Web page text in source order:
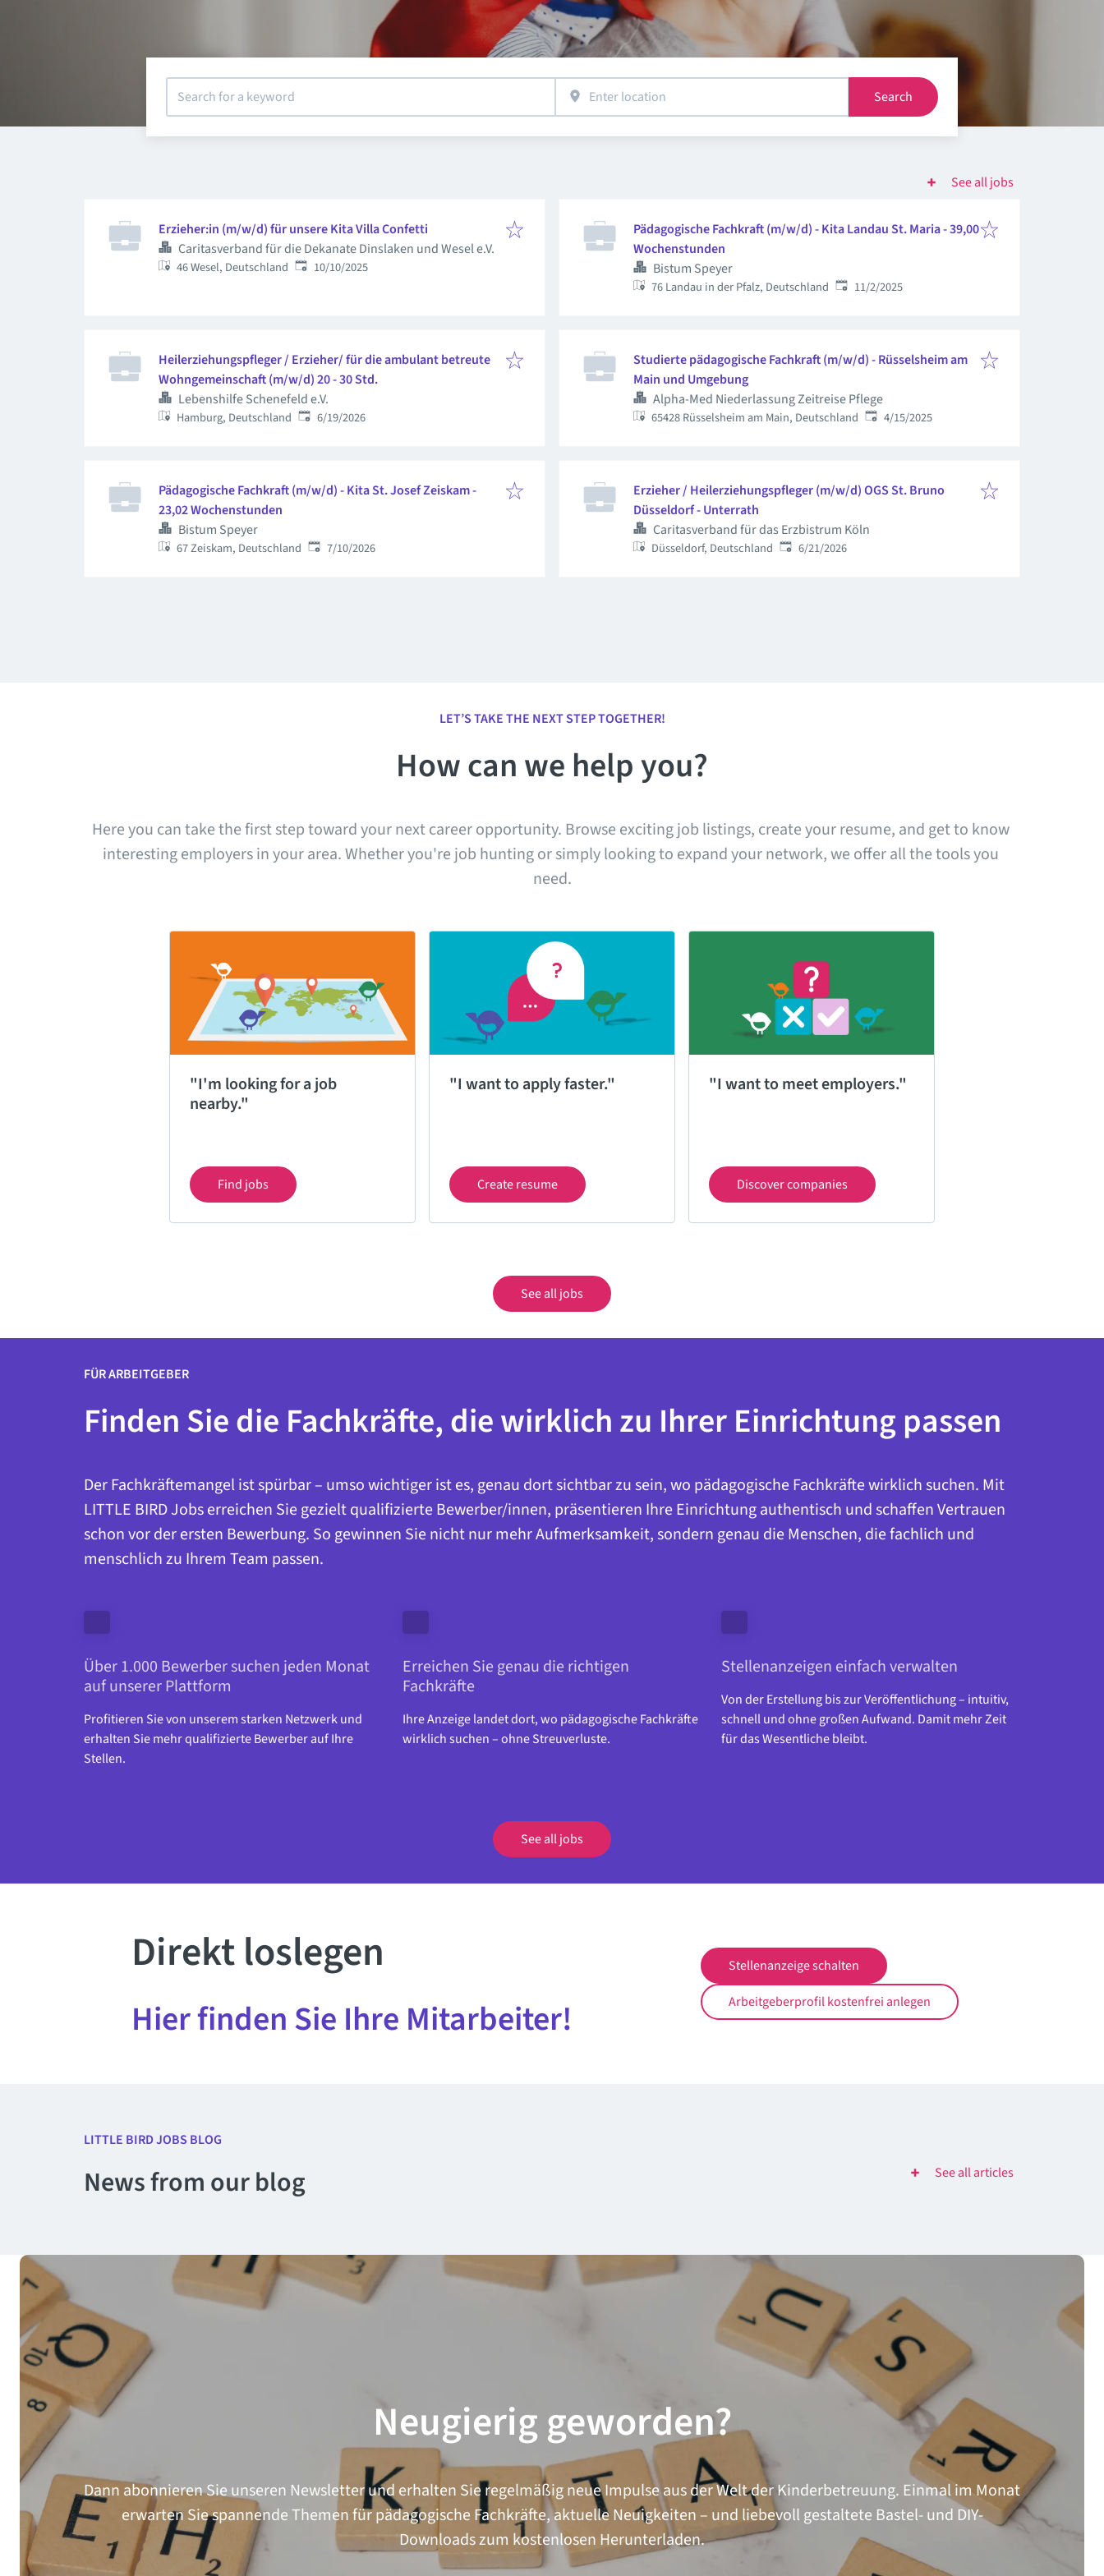
Search
See all jobs
Erzieher:in (m/w/d) für unsere Kita Villa Confetti
Caritasverband für die Dekanate Dinslaken und Wesel e.V.
46 Wesel, Deutschland Published:
10/10/2025
Pädagogische Fachkraft (m/w/d) - Kita Landau St. Maria - 39,00
Wochenstunden
Bistum Speyer
76 Landau in der Pfalz, Deutschland Published:
11/2/2025
Heilerziehungspfleger / Erzieher/ für die ambulant betreute
Wohngemeinschaft (m/w/d) 20 - 30 Std.
Lebenshilfe Schenefeld e.V.
Hamburg, Deutschland Published:
6/19/2026
Studierte pädagogische Fachkraft (m/w/d) - Rüsselsheim am
Main und Umgebung
Alpha-Med Niederlassung Zeitreise Pflege
65428 Rüsselsheim am Main, Deutschland Published:
4/15/2025
Pädagogische Fachkraft (m/w/d) - Kita St. Josef Zeiskam -
23,02 Wochenstunden
Bistum Speyer
67 Zeiskam, Deutschland Published:
7/10/2026
Erzieher / Heilerziehungspfleger (m/w/d) OGS St. Bruno
Düsseldorf - Unterrath
Caritasverband für das Erzbistrum Köln
Düsseldorf, Deutschland Published:
6/21/2026
LET’S TAKE THE NEXT STEP TOGETHER!
How can we help you?
Here you can take the first step toward your next career opportunity. Browse exciting job listings, create your resume, and get to know
interesting employers in your area. Whether you're job hunting or simply looking to expand your network, we offer all the tools you
need.
"I'm looking for a job
nearby."
Find jobs
"I want to apply faster."
Create resume
"I want to meet employers."
Discover companies
See all jobs
FÜR ARBEITGEBER
Finden Sie die Fachkräfte, die wirklich zu Ihrer Einrichtung passen
Der Fachkräftemangel ist spürbar – umso wichtiger ist es, genau dort sichtbar zu sein, wo pädagogische Fachkräfte wirklich suchen. Mit
LITTLE BIRD Jobs erreichen Sie gezielt qualifizierte Bewerber/innen, präsentieren Ihre Einrichtung authentisch und schaffen Vertrauen
schon vor der ersten Bewerbung. So gewinnen Sie nicht nur mehr Aufmerksamkeit, sondern genau die Menschen, die fachlich und
menschlich zu Ihrem Team passen.
Über 1.000 Bewerber suchen jeden Monat
auf unserer Plattform
Profitieren Sie von unserem starken Netzwerk und
erhalten Sie mehr qualifizierte Bewerber auf Ihre
Stellen.
Erreichen Sie genau die richtigen
Fachkräfte
Ihre Anzeige landet dort, wo pädagogische Fachkräfte
wirklich suchen – ohne Streuverluste.
Stellenanzeigen einfach verwalten
Von der Erstellung bis zur Veröffentlichung – intuitiv,
schnell und ohne großen Aufwand. Damit mehr Zeit
für das Wesentliche bleibt.
See all jobs
Direkt loslegen
Hier finden Sie Ihre Mitarbeiter!
Stellenanzeige schalten
Arbeitgeberprofil kostenfrei anlegen
LITTLE BIRD JOBS BLOG
News from our blog See all articles
Neugierig geworden?
Dann abonnieren Sie unseren Newsletter und erhalten Sie regelmäßig neue Impulse aus der Welt der Kinderbetreuung. Einmal im Monat
erwarten Sie spannende Themen für pädagogische Fachkräfte, aktuelle Neuigkeiten – und liebevoll gestaltete Bastel- und DIY-
Downloads zum kostenlosen Herunterladen.